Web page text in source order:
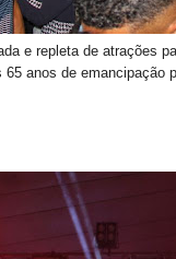
e repleta de atrações
65 anos de